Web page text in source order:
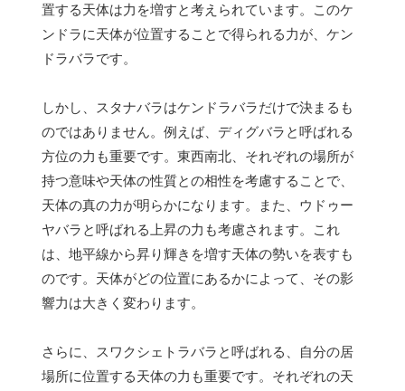
置する天体は力を増すと考えられています。このケ
ンドラに天体が位置することで得られる力が、ケン
ドラバラです。
しかし、スタナバラはケンドラバラだけで決まるも
のではありません。例えば、ディグバラと呼ばれる
方位の力も重要です。東西南北、それぞれの場所が
持つ意味や天体の性質との相性を考慮することで、
天体の真の力が明らかになります。また、ウドゥー
ヤバラと呼ばれる上昇の力も考慮されます。これ
は、地平線から昇り輝きを増す天体の勢いを表すも
のです。天体がどの位置にあるかによって、その影
響力は大きく変わります。
さらに、スワクシェトラバラと呼ばれる、自分の居
場所に位置する天体の力も重要です。それぞれの天